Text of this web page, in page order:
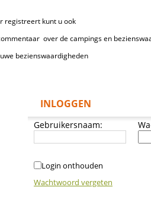
kunt u ook
over de campings en
INLOGGEN
Gebruikersnaam:
Login onthouden
Wachtwoord vergeten